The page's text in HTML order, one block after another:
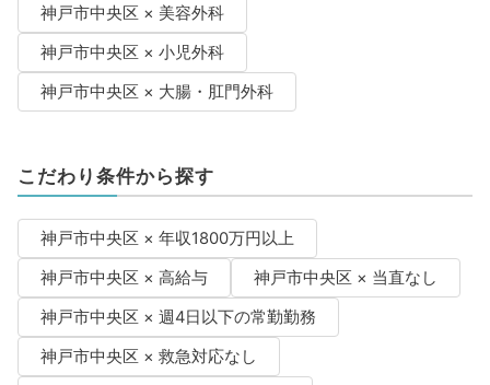
神戸市中央区 × 美容外科
神戸市中央区 × 小児外科
神戸市中央区 × 大腸・肛門外科
こだわり条件から探す
神戸市中央区 × 年収1800万円以上
神戸市中央区 × 高給与
神戸市中央区 × 当直なし
神戸市中央区 × 週4日以下の常勤勤務
神戸市中央区 × 救急対応なし